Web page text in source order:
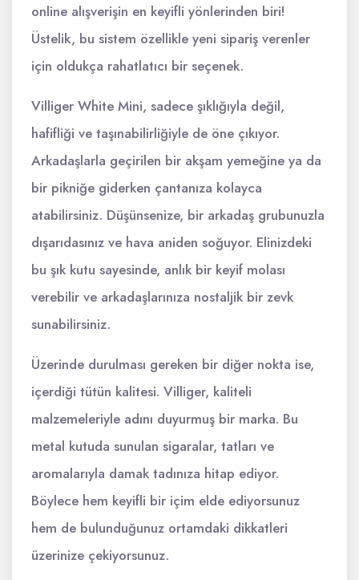
online alışverişin en keyifli yönlerinden biri!
Üstelik, bu sistem özellikle yeni sipariş verenler
için oldukça rahatlatıcı bir seçenek.
Villiger White Mini, sadece şıklığıyla değil,
hafifliği ve taşınabilirliğiyle de öne çıkıyor.
Arkadaşlarla geçirilen bir akşam yemeğine ya da
bir pikniğe giderken çantanıza kolayca
atabilirsiniz. Düşünsenize, bir arkadaş grubunuzla
dışarıdasınız ve hava aniden soğuyor. Elinizdeki
bu şık kutu sayesinde, anlık bir keyif molası
verebilir ve arkadaşlarınıza nostaljik bir zevk
sunabilirsiniz.
Üzerinde durulması gereken bir diğer nokta ise,
içerdiği tütün kalitesi. Villiger, kaliteli
malzemeleriyle adını duyurmuş bir marka. Bu
metal kutuda sunulan sigaralar, tatları ve
aromalarıyla damak tadınıza hitap ediyor.
Böylece hem keyifli bir içim elde ediyorsunuz
hem de bulunduğunuz ortamdaki dikkatleri
üzerinize çekiyorsunuz.